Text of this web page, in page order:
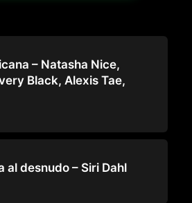
– Natasha Nice,
Black, Alexis Tae,
al desnudo – Siri Dahl